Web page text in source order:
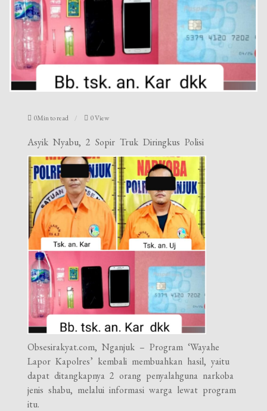
0Min to read 0 View
Asyik Nyabu, 2 Sopir Truk Diringkus Polisi
Obsesirakyat.com, Nganjuk – Program ‘Wayahe
Lapor Kapolres’ kembali membuahkan hasil, yaitu
dapat ditangkapnya 2 orang penyalahguna narkoba
jenis shabu, melalui informasi warga lewat program
itu.